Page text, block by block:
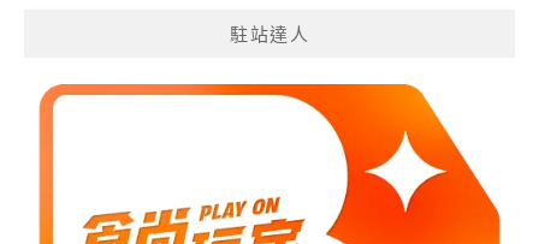
駐站達人